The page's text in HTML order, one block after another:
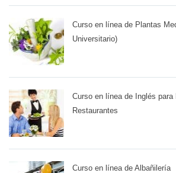
Curso en línea de Plantas
Universitario)
Curso en línea de Inglés para
Restaurantes
Curso en línea de Albañilería